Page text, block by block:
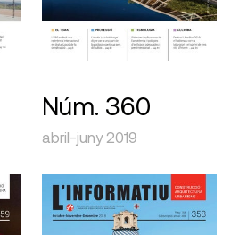
Núm. 360
abril-juny 2019